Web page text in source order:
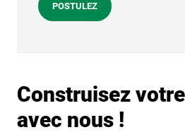
POSTULEZ
Construisez
avec nous !